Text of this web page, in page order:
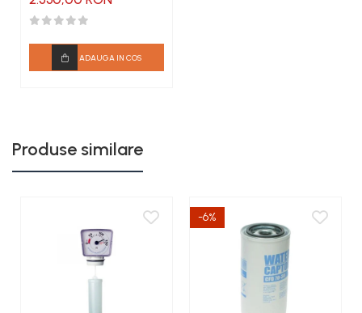
230V
ADAUGA IN COS
Produse similare
-6%